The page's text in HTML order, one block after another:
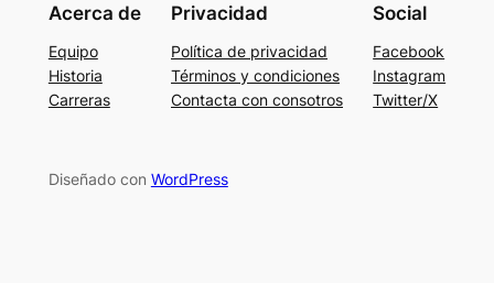
Acerca de
Equipo
Historia
Carreras
Privacidad
Política de privacidad
Términos y condiciones
Contacta con consotros
Social
Facebook
Instagram
Twitter/X
Diseñado con WordPress